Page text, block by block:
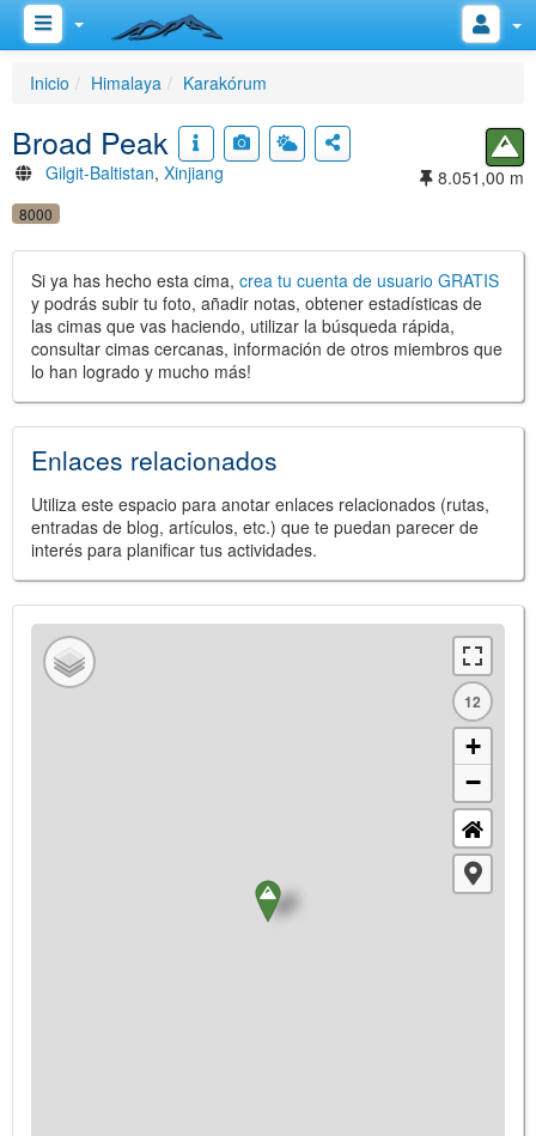
Inicio Himalaya Karakórum
Broad Peak
Gilgit-Baltistan, Xinjiang 8.051,00 m
8000
Si ya has hecho esta cima, crea tu cuenta de usuario GRATIS
y podrás subir tu foto, añadir notas, obtener estadísticas de
las cimas que vas haciendo, utilizar la búsqueda rápida,
consultar cimas cercanas, información de otros miembros que
lo han logrado y mucho más!
Enlaces relacionados
Utiliza este espacio para anotar enlaces relacionados (rutas,
entradas de blog, artículos, etc.) que te puedan parecer de
interés para planificar tus actividades.
12
+
−